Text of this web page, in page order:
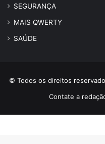
SEGURANÇA
MAIS QWERTY
SAÚDE
© Todos os direitos
Contate a